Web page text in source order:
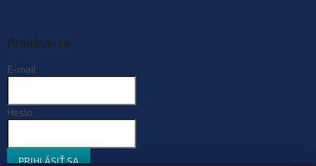
Prihlásenie
E-mail
Heslo
PRIHLÁSIŤ SA